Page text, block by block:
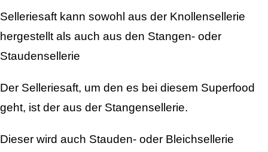
Selleriesaft kann sowohl aus der Knollensellerie
hergestellt als auch aus den Stangen- oder
Staudensellerie
Der Selleriesaft, um den es bei diesem Superfood
geht, ist der aus der Stangensellerie.
Dieser wird auch Stauden- oder Bleichsellerie